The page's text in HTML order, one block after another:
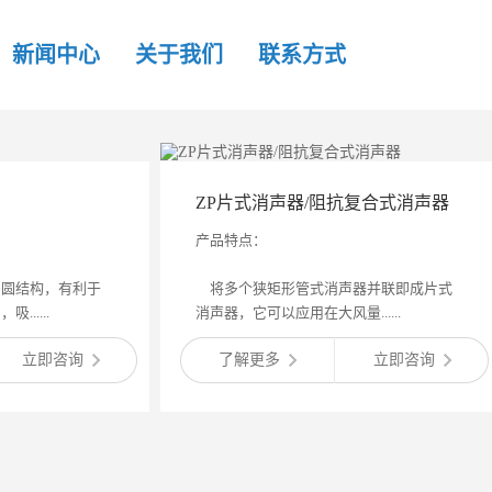
新闻中心 关于我们 联系方式
结构，有利于
吸......
立即咨询
ZP片式消声器/阻抗复合式消声器
产品特点：
将多个狭矩形管式消声器并联即成片式
消声器，它可以应用在大风量......
了解更多 立即咨询